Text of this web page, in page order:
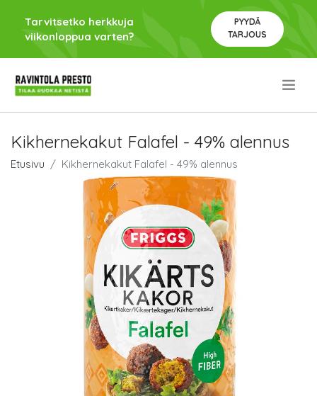
Tarvitsetko herkkuja
viikonloppua varten?
PYYDÄ
TARJOUS
Kikhernekakut Falafel - 49% alennus
Etusivu Kikhernekakut Falafel - 49% alennus